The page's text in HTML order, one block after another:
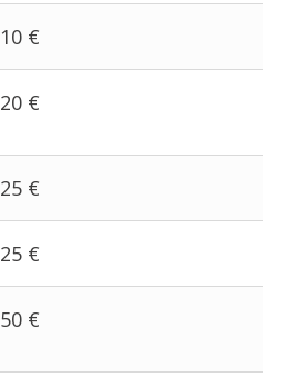
10 €
20 €
25 €
25 €
50 €